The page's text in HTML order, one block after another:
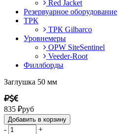
Red Jacket
Резервуарное оборудование
ТРК
ТРК Gilbarco
Уровнемеры
OPW SiteSentinel
Veeder-Root
Филлборды
Заглушка 50 мм
835 ₽руб
Добавить в корзину
- +